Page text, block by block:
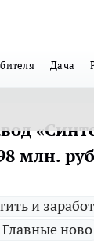
Дача
млн.
и заработ
ново